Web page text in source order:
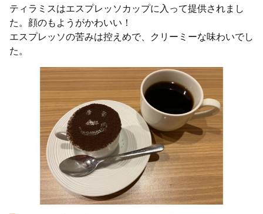
ティラミスはエスプレッソカップに入って提供されまし
た。顔のもようがかわいい！
エスプレッソの苦みは控えめで、クリーミーな味わいでし
た。